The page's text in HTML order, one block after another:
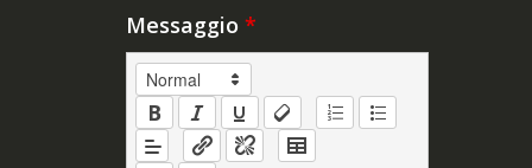
Messaggio *